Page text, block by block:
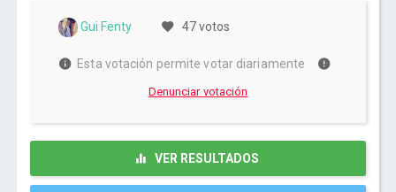
Gui Fenty 47 votos
Esta votación permite votar diariamente
Denunciar votación
VER RESULTADOS